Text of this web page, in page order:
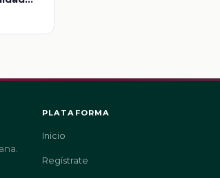
PLATAFORMA
Inicio
Regístrate